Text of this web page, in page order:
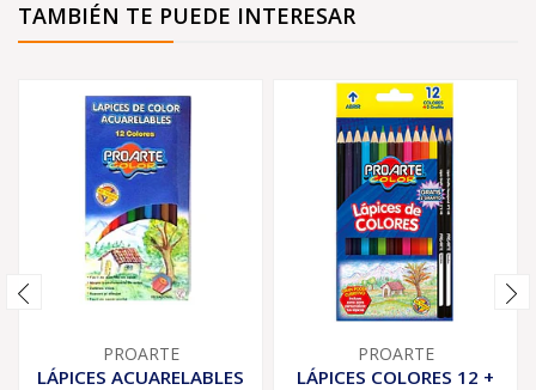
TAMBIÉN TE PUEDE INTERESAR
PROARTE
LÁPICES ACUARELABLES
PROARTE
LÁPICES COLORES 12 +